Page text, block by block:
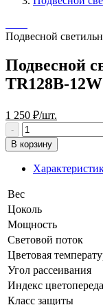
Подвесной
Подвесной
TR128B-
1 250 ₽/шт.
В корзину
Вес
Цоколь
Мощность
Световой поток
Цветовая
Угол рассеивания
Индекс
Класс защиты